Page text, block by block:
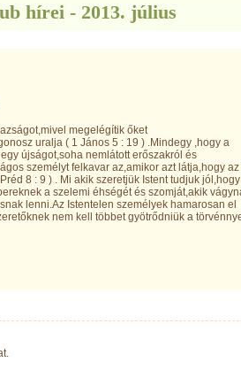
hírei - 2013. július
megelégítik őket
uralja ( 1 János 5 : 19 ) .Mindegy ,hogy a
újságot,soha nemlátott erőszakról és
személyt felkavar az,amikor azt látja,hogy az
8 : 9 ) . Mi akik szeretjük Istent tudjuk jól,hogy
a szelemi éhségét és szomját,akik
lenni.Az Istentelen személyek hamarosan el
nem kell többet gyötrődniük a